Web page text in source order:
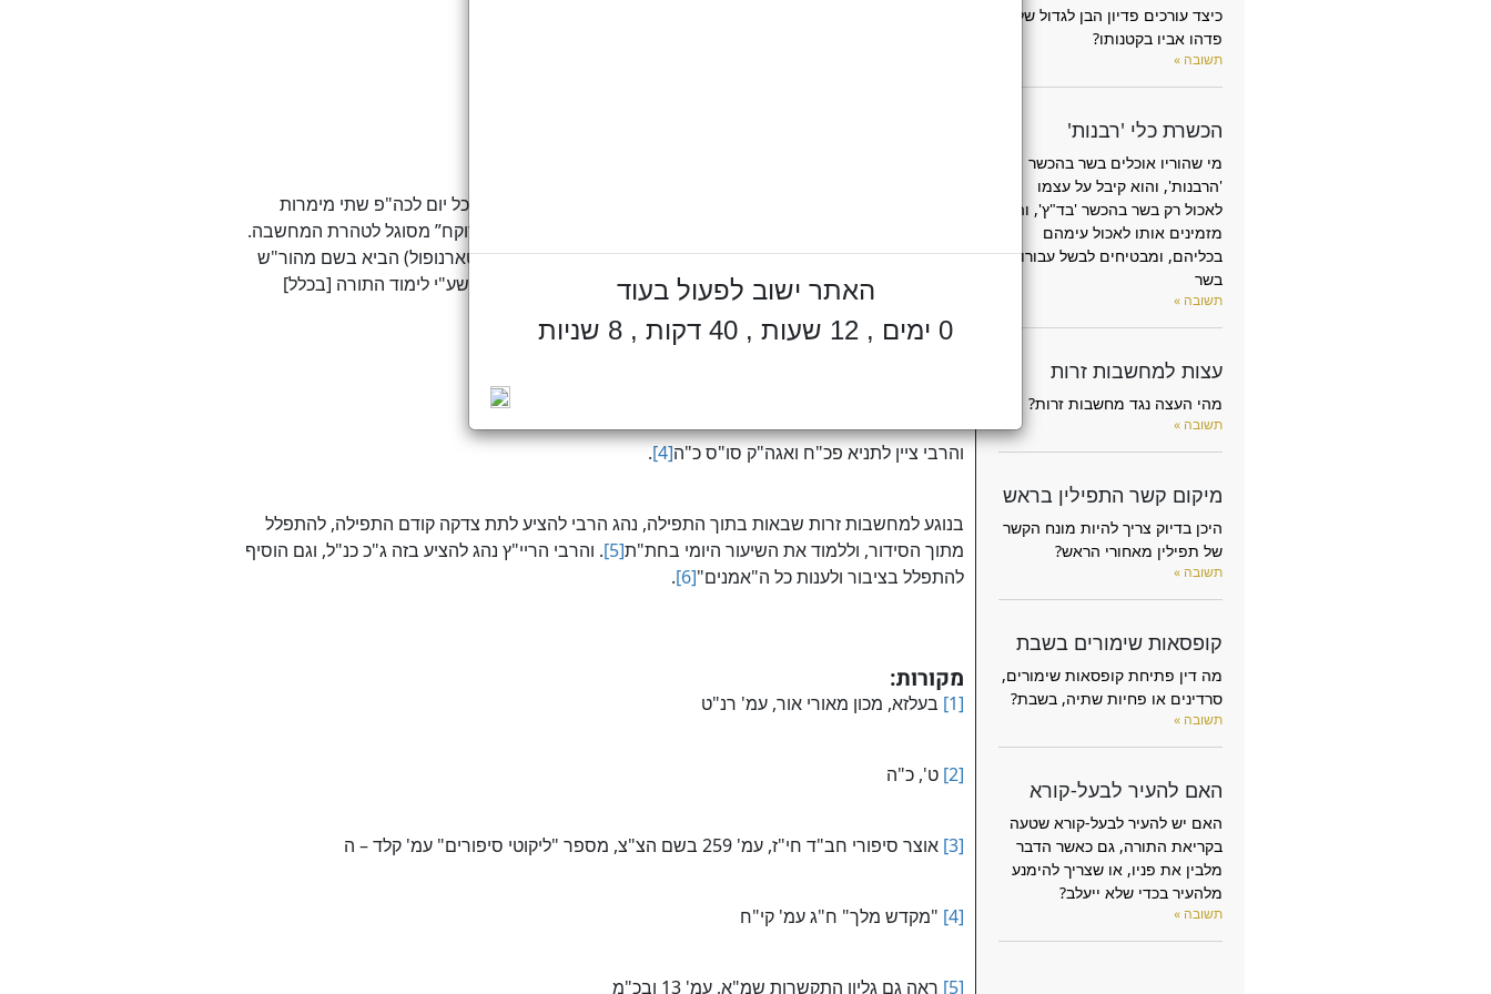
האתר ישוב לפעול בעוד
0 ימים , 12 שעות , 40 דקות , 8 שניות
כיצד עורכים פדיון הבן לגדול שלא
פדהו אביו בקטנותו?
תשובה »
הכשרת כלי 'רבנות'
מי שהוריו אוכלים בשר בהכשר
'הרבנות', והוא קיבל על עצמו
לאכול רק בשר בהכשר 'בד"ץ', והם
מזמינים אותו לאכול עימהם
בכליהם, ומבטיחים לבשל עבורו
בשר
תשובה »
עצות למחשבות זרות
מהי העצה נגד מחשבות זרות?
תשובה »
מיקום קשר התפילין בראש
היכן בדיוק צריך להיות מונח הקשר
של תפילין מאחורי הראש?
תשובה »
קופסאות שימורים בשבת
מה דין פתיחת קופסאות שימורים,
סרדינים או פחיות שתיה, בשבת?
תשובה »
האם להעיר לבעל-קורא
האם יש להעיר לבעל-קורא שטעה
בקריאת התורה, גם כאשר הדבר
מלבין את פניו, או שצריך להימנע
מלהעיר בכדי שלא ייעלב?
תשובה »
בשם הרה"ק מהר"א מבעלזא, "ללמוד בכל יום לכה"פ שתי מימרות
בחידושי אגדות למהרש"א", ושם בשוה"ג שציין שגם הספר "מעשה רוקח” מסוגל לטהרת המחשבה.
[ושהספר "פני יהושע", מסוגל לשמחה] ובהקדמת "חבצלת השרון" (טארנופול) הביא בשם מהור"ש
מבעלזא, עה"פ באסתר[2]
"אמר עם הספר – ישוב מחשבתו הרעה", שע"י לימוד התורה [בכלל]
בחב"ד מקובל שעצה למחשבות זרות היא לצייר צורת פני הצדיק[3]
והרבי ציין לתניא פכ"ח ואגה"ק סו"ס כ"ה[4]
.
בנוגע למחשבות זרות שבאות בתוך התפילה, נהג הרבי להציע לתת צדקה קודם התפילה, להתפלל
מתוך הסידור, וללמוד את השיעור היומי בחת"ת[5]
. והרבי הריי"ץ נהג להציע בזה ג"כ כנ"ל, וגם הוסיף
להתפלל בציבור ולענות כל ה"אמנים"[6]
.
מקורות:
[1] בעלזא, מכון מאורי אור, עמ' רנ"ט
[2] ט', כ"ה
[3] אוצר סיפורי חב"ד חי"ז, עמ' 259 בשם הצ"צ, מספר "ליקוטי סיפורים" עמ' קלד – ה
[4] "מקדש מלך" ח"ג עמ' קי"ח
[5] ראה גם גליון התקשרות שמ"א, עמ' 13 ובכ"מ